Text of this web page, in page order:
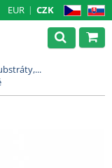
CZ SK
EUR CZK